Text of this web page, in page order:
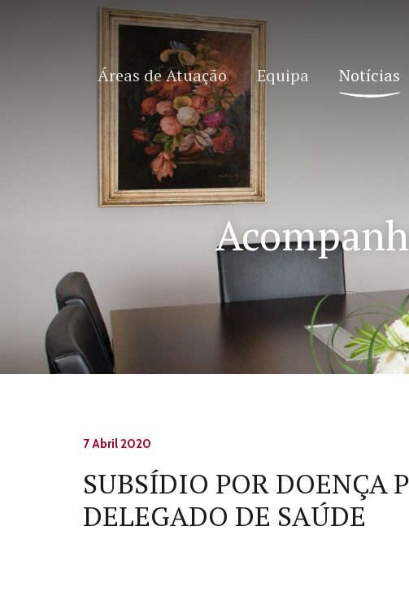
Áreas de Atuação Equipa Notícias
7 Abril 2020
SUBSÍDIO POR DOENÇA
DELEGADO DE SAÚDE